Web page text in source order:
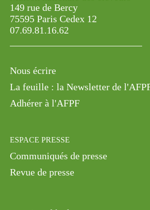
149 rue de Bercy
75595 Paris Cedex 12
07.69.81.16.62
Nous écrire
La feuille : la Newsletter de l'AFPF
Adhérer à l'AFPF
ESPACE PRESSE
Communiqués de presse
Revue de presse